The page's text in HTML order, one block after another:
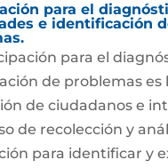
para el
e identificación
para el
de problemas es
de ciudadanos e
de recolección y
para identificar y